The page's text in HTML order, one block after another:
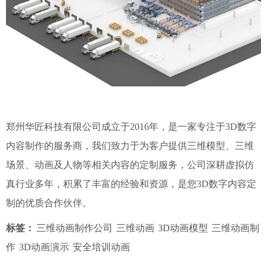
郑州华匠科技有限公司成立于2016年，是一家专注于3D数字
内容制作的服务商，我们致力于为客户提供三维模型、三维
场景、动画及人物等相关内容的定制服务，公司深耕虚拟仿
真行业多年，积累了丰富的经验和资源，是您3D数字内容定
制的优质合作伙伴。
标签： 三维动画制作公司 三维动画 3D动画模型 三维动画制
作 3D动画演示 安全培训动画